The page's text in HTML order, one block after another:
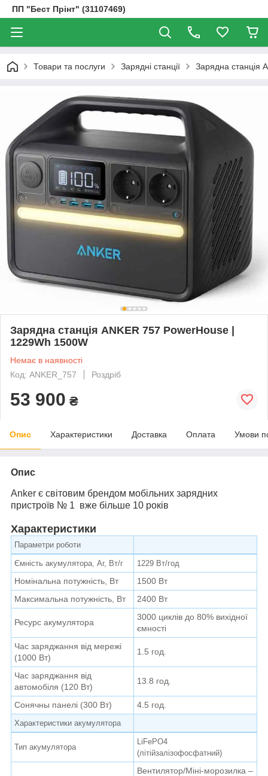
ПП "Бест Прінт" (31107469)
Товари та послуги Зарядні станції Зарядна станція
Зарядна станція ANKER 757 PowerHouse |
1229Wh 1500W
Немає в наявності
Код: ANKER_757
Роздріб
53 900 ₴
Опис Характеристики Доставка Оплата Умови
Опис
Anker є світовим брендом мобільних зарядних
пристроїв № 1 вже більше 10 років
Характеристики
Параметри роботи
Ємність акумулятора, Аг, Вт/г 1229 Вт/год
Номінальна потужність, Вт
1500 Вт
Максимальна потужність, Вт
2400 Вт
Ресурс акумулятора
3000 циклів до 80% вихідної
ємності
Час заряджання від мережі
(1000 Вт)
1.5 год.
Час заряджання від
автомобіля (120 Вт)
13.8 год.
Сонячны панелі (300 Вт) 4.5 год.
Характеристики акумулятора
Тип акумулятора
LiFePO4
(літійзалізофосфатний)
Вентилятор/Міні-морозилка –